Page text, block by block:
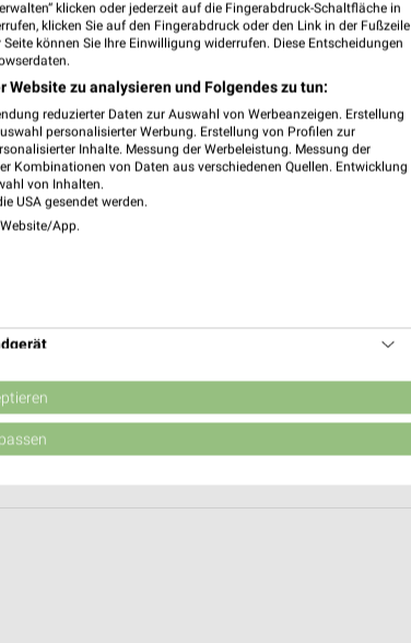
- Einkauf stressfrei planen
– App jetzt laden oder QR-Code scannen.
in und um Bersenbrück
klicken oder jederzeit auf die Fingerabdruck-Schaltfläche in
klicken Sie auf den Fingerabdruck oder den Link in der Fußzeile
können Sie Ihre Einwilligung widerrufen. Diese Entscheidungen
zu analysieren und Folgendes zu tun:
reduzierter Daten zur Auswahl von Werbeanzeigen. Erstellung
personalisierter Werbung. Erstellung von Profilen zur
Inhalte. Messung der Werbeleistung. Messung der
Kombinationen von Daten aus verschiedenen Quellen. Entwicklung
von Inhalten.
USA gesendet werden.
App.